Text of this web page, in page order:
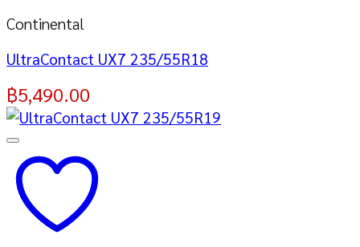
Continental
UltraContact UX7 235/55R18
฿5,490.00